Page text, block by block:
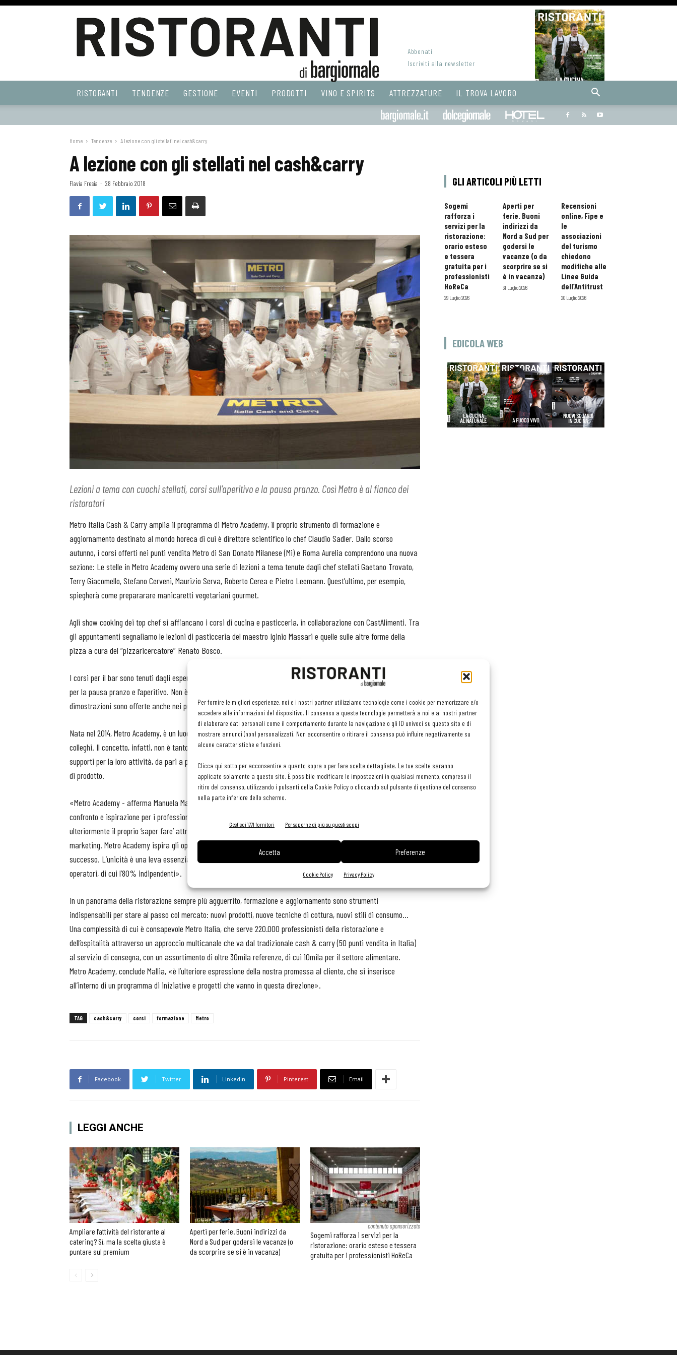
Per fornire le migliori esperienze, noi e i nostri partner utilizziamo tecnologie come i cookie per memorizzare e/o
accedere alle informazioni del dispositivo. Il consenso a queste tecnologie permetterà a noi e ai nostri partner
di elaborare dati personali come il comportamento durante la navigazione o gli ID univoci su questo sito e di
mostrare annunci (non) personalizzati. Non acconsentire o ritirare il consenso può influire negativamente su
alcune caratteristiche e funzioni.
Clicca qui sotto per acconsentire a quanto sopra o per fare scelte dettagliate. Le tue scelte saranno
applicate solamente a questo sito. È possibile modificare le impostazioni in qualsiasi momento, compreso il
ritiro del consenso, utilizzando i pulsanti della Cookie Policy o cliccando sul pulsante di gestione del consenso
nella parte inferiore dello schermo.
Gestisci 1771 fornitori Per saperne di più su questi scopi
Accetta Preferenze
Cookie Policy Privacy Policy
Web
Abbonati
Iscriviti alla newsletter
RISTORANTI TENDENZE GESTIONE EVENTI PRODOTTI VINO E SPIRITS ATTREZZATURE IL TROVA LAVORO
Bargiornale dolcegiornale
Home Tendenze A lezione con gli stellati nel cash&carry
A lezione con gli stellati nel cash&carry
Flavia Fresia - 28 Febbraio 2018
Lezioni a tema con cuochi stellati, corsi sull'aperitivo e la pausa pranzo. Così Metro è al fianco dei
ristoratori
Metro Italia Cash & Carry amplia il programma di Metro Academy, il proprio strumento di formazione e
aggiornamento destinato al mondo horeca di cui è direttore scientifico lo chef Claudio Sadler. Dallo scorso
autunno, i corsi offerti nei punti vendita Metro di San Donato Milanese (Mi) e Roma Aurelia comprendono una nuova
sezione: Le stelle in Metro Academy ovvero una serie di lezioni a tema tenute dagli chef stellati Gaetano Trovato,
Terry Giacomello, Stefano Cerveni, Maurizio Serva, Roberto Cerea e Pietro Leemann. Quest’ultimo, per esempio,
spiegherà come prepararare manicaretti vegetariani gourmet.
Agli show cooking dei top chef si affiancano i corsi di cucina e pasticceria, in collaborazione con CastAlimenti. Tra
gli appuntamenti segnaliamo le lezioni di pasticceria del maestro Iginio Massari e quelle sulle altre forme della
pizza a cura del “pizzaricercatore” Renato Bosco.
I corsi per il bar sono tenuti dagli esperti di Planet One e spaziano dalla prima colazione all’after dinner, passando
per la pausa pranzo e l’aperitivo. Non è tutto: all’interno del progetto Metro Academy show cooking, lezioni e
dimostrazioni sono offerte anche nei punti vendita Metro di Venezia, Bologna, Firenze Le Cascine e Perugia.
Nata nel 2014, Metro Academy, è un luogo di incontro dove aggiornarsi e imparare attraverso l’interazione con altri
colleghi. Il concetto, infatti, non è tanto quello di insegnare il mestiere agli operatori, quanto di dare spunti, idee e
supporti per la loro attività, da pari a pari e gli chef Metro Academy sono a disposizione dei clienti anche per prove
di prodotto.
«Metro Academy - afferma Manuela Mallia, Head of Marketing, Branding and Innovation Metro Italia - è un luogo di
confronto e ispirazione per i professionisti della ristorazione e dell’ospitalità che qui possono arricchire
ulteriormente il proprio ‘saper fare’ attraverso cooking e cocktail session, ma anche corsi di gestione e di
marketing. Metro Academy ispira gli operatori dell’horeca per consentire di differenziarsi sul mercato e avere
successo. L’unicità è una leva essenziale soprattutto in Italia, dove il settore horeca conta circa 300.000
operatori, di cui l’80% indipendenti».
In un panorama della ristorazione sempre più agguerrito, formazione e aggiornamento sono strumenti
indispensabili per stare al passo col mercato: nuovi prodotti, nuove tecniche di cottura, nuovi stili di consumo…
Una complessità di cui è consapevole Metro Italia, che serve 220.000 professionisti della ristorazione e
dell’ospitalità attraverso un approccio multicanale che va dal tradizionale cash & carry (50 punti vendita in Italia)
al servizio di consegna, con un assortimento di oltre 30mila referenze, di cui 10mila per il settore alimentare.
Metro Academy, conclude Mallia, «è l’ulteriore espressione della nostra promessa al cliente, che si inserisce
all’interno di un programma di iniziative e progetti che vanno in questa direzione».
TAG cash&carry corsi formazione Metro
Facebook Twitter Linkedin Pinterest Email
LEGGI ANCHE
Ampliare l’attività del ristorante al
catering? Sì, ma la scelta giusta è
puntare sul premium
Aperti per ferie. Buoni indirizzi da
Nord a Sud per godersi le vacanze (o
da scorprire se si è in vacanza)
contenuto sponsorizzato
Sogemi rafforza i servizi per la
ristorazione: orario esteso e tessera
gratuita per i professionisti HoReCa
GLI ARTICOLI PIÙ LETTI
Sogemi
rafforza i
servizi per la
ristorazione:
orario esteso
e tessera
gratuita per i
professionisti
HoReCa
29 Luglio 2026
Aperti per
ferie. Buoni
indirizzi da
Nord a Sud per
godersi le
vacanze (o da
scorprire se si
è in vacanza)
31 Luglio 2026
Recensioni
online, Fipe e
le
associazioni
del turismo
chiedono
modifiche alle
Linee Guida
dell’Antitrust
20 Luglio 2026
EDICOLA WEB